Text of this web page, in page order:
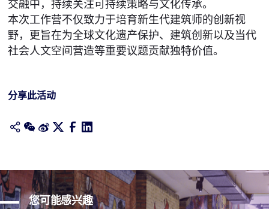
交融中，持续关注可持续策略与文化传承。
本次工作营不仅致力于培育新生代建筑师的创新视
野，更旨在为全球文化遗产保护、建筑创新以及当代
社会人文空间营造等重要议题贡献独特价值。
分享此活动
您可能感兴趣